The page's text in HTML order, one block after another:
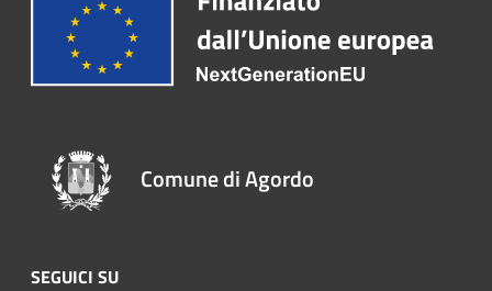
Comune di Agordo
SEGUICI SU